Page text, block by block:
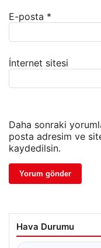
E-posta *
İnternet sitesi
Daha sonraki
posta adresim ve
kaydedilsin.
Hava Durumu